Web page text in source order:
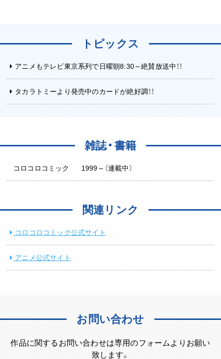
トピックス
アニメもテレビ東京系列で日曜朝8:30～絶賛放送中！！
タカラトミーより発売中のカードが絶好調！！
雑誌・書籍
コロコロコミック 1999～（連載中）
関連リンク
コロコロコミック公式サイト
アニメ公式サイト
お問い合わせ
作品に関するお問い合わせは専用のフォームよりお願い
致します。